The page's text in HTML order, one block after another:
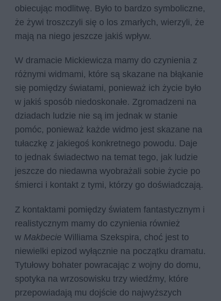
obiecując modlitwę. Było to bardzo symboliczne,
że żywi troszczyli się o los zmarłych, wierzyli, że
mają na niego jeszcze jakiś wpływ.
W dramacie Mickiewicza mamy do czynienia z
różnymi widmami, które są skazane na błąkanie
się pomiędzy światami, ponieważ ich życie było
w jakiś sposób niedoskonałe. Zgromadzeni na
dziadach ludzie nie są im jednak w stanie
pomóc, ponieważ każde widmo jest skazane na
tułaczkę z jakiegoś konkretnego powodu. Daje
to jednak świadectwo na temat tego, jak ludzie
jeszcze do niedawna wyobrażali sobie życie po
śmierci i kontakt z tymi, którzy go doświadczają.
Z kontaktami pomiędzy światem fantastycznym i
realistycznym mamy do czynienia również
w Makbecie Williama Szekspira, choć jest to
niewielki epizod wyłącznie na początku dramatu.
Tytułowy bohater powracając z wojny do domu,
spotyka na wrzosowisku trzy wiedźmy, które
przepowiadają mu dojście do najwyższych